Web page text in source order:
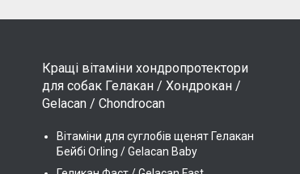
Кращі вітаміни хондропротектори
для собак Гелакан / Хондрокан /
Gelacan / Chondrocan
Вітаміни для суглобів щенят Гелакан
Бейбі Orling / Gelacan Baby